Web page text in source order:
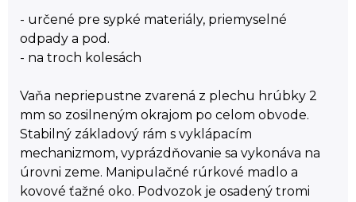
- určené pre sypké materiály, priemyselné
odpady a pod.
- na troch kolesách
Vaňa nepriepustne zvarená z plechu hrúbky 2
mm so zosilneným okrajom po celom obvode.
Stabilný základový rám s vyklápacím
mechanizmom, vyprázdňovanie sa vykonáva na
úrovni zeme. Manipulačné rúrkové madlo a
kovové ťažné oko. Podvozok je osadený tromi